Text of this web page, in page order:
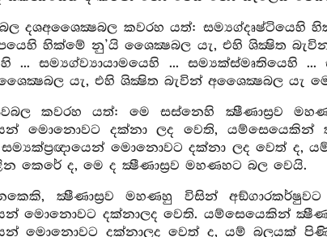
දශඅශෛක්‍ෂබල කවරහ යත්: සම්‍යග්දෘෂ්ටියෙහි
හික්මේ නු’යි ශෛක්‍ෂබල යැ, එහි ශික්‍ෂිත
... සම්‍යග්ව්‍යායාමයෙහි ... සම්‍යක්ස්මෘතියෙහි
යැ, එහි ශික්‍ෂිත බැවින් අශෛක්‍ෂබල යැ
කවරහ යත්: මෙ සස්නෙහි ක්‍ෂීණාස්‍රව
මොනොවට දක්නා ලද වෙති, යම්සෙයෙකින්
මොනොවට දක්නා ලද වෙත් ද,
කෙරේ ද, මෙ ද ක්‍ෂීණාස්‍රව මහණහට බල වෙයි.
ක්‍ෂීණාස්‍රව මහණහු විසින්
මොනොවට දක්නාලද වෙති. යම්සෙයෙකින්
මොනොවට දක්නාලද වෙත් ද, යම් බලයක්